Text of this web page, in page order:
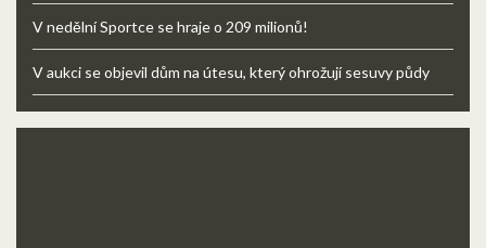
V nedělní Sportce se hraje o 209 milionů!
V aukci se objevil dům na útesu, který ohrožují sesuvy půdy